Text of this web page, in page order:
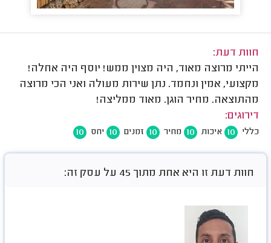
חוות דעת:
הייתי מרוצה מאוד, היה מצוין ממש! יוסף היה אחלה!
מקצועי, אמין ונחמד. נתן שירות מעולה ואני הכי מרוצה
מהתוצאה. מחיר הוגן. מאוד ממליצה!
דירוגים:
כללי 10 איכות 10 מחיר 10 זמנים 10 יחס 10
חוות דעת זו היא אחת מתוך 45 על עסק זה: